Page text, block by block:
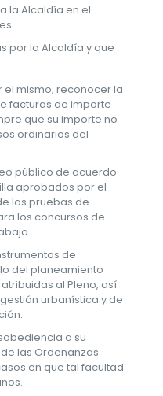
la Alcaldía en el
por la Alcaldía y que
mismo, reconocer la
facturas de importe
que su importe no
ordinarios del
público de acuerdo
aprobados por el
las pruebas de
los concursos de
de
del planeamiento
al Pleno, así
urbanística y de
a su
las Ordenanzas
en que tal facultad